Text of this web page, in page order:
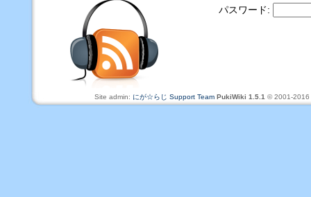
パスワード:
Site admin: にが☆らじ Support Team PukiWiki 1.5.1 © 2001-2016